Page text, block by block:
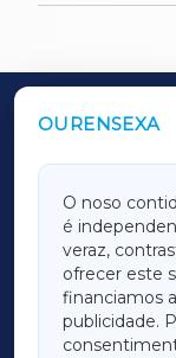
OURENSEXA
O noso
é
veraz,
ofrecer este
financiamos
publicidade.
OUTROS